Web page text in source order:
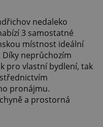
nedaleko
3 samostatné
místnost ideální
neprůchozím
pro vlastní bydlení, tak
pronájmu.
a prostorná